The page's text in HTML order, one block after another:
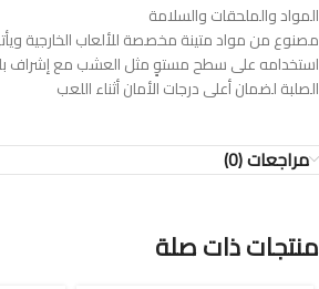
المواد والملحقات والسلامة
مصنوع من مواد متينة مخصصة للألعاب الخارجية
استخدامه على سطح مستوٍ مثل العشب مع إشراف
الصلبة لضمان أعلى درجات الأمان أثناء اللعب
مراجعات (0)
منتجات ذات صلة